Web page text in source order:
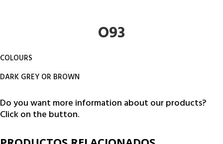
O93
COLOURS
DARK GREY OR BROWN
Do you want more information about our products?
Click on the button.